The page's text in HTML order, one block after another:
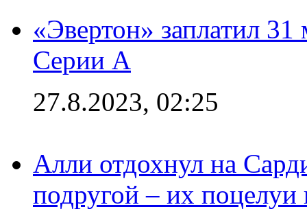
«Эвертон» заплатил
Серии А
27.8.2023, 02:25
Алли отдохнул на
подругой – их поцелуи